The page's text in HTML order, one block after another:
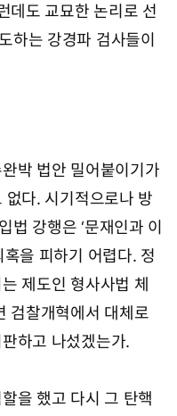
데도 교묘한 논리로 선
하는 강경파 검사들이
박 법안 밀어붙이기가
없다. 시기적으로나 방
법 강행은 ‘문재인과 이
혹을 피하기 어렵다. 정
제도인 형사사법 체
검찰개혁에서 대체로
하고 나섰겠는가.
을 했고 다시 그 탄핵